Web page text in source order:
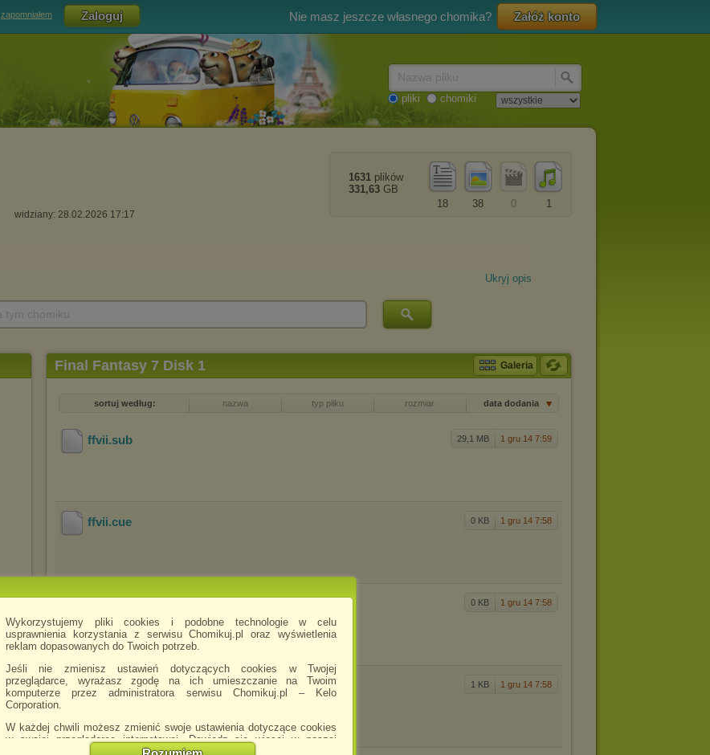
Wykorzystujemy pliki cookies i podobne technologie w celu
usprawnienia korzystania z serwisu Chomikuj.pl oraz wyświetlenia
reklam dopasowanych do Twoich potrzeb.
Jeśli nie zmienisz ustawień dotyczących cookies w Twojej
przeglądarce, wyrażasz zgodę na ich umieszczanie na Twoim
komputerze przez administratora serwisu Chomikuj.pl – Kelo
Corporation.
W każdej chwili możesz zmienić swoje ustawienia dotyczące cookies
w swojej przeglądarce internetowej. Dowiedz się więcej w naszej
http://chomikuj.pl/PolitykaPrywatnosci.aspx
zapomniałem Nie masz jeszcze własnego chomika? Załóż konto
pliki chomiki
widziany: 28.02.2026 17:17
1
0
38
18
1631 plików
331,63 GB
Ukryj opis
Final Fantasy 7 Disk 1 Galeria
sortuj według: nazwa typ pliku rozmiar data dodania
29,1 MB 1 gru 14 7:59
ffvii.sub
0 KB 1 gru 14 7:58
ffvii.cue
0 KB 1 gru 14 7:58
1 KB 1 gru 14 7:58
readme .txt